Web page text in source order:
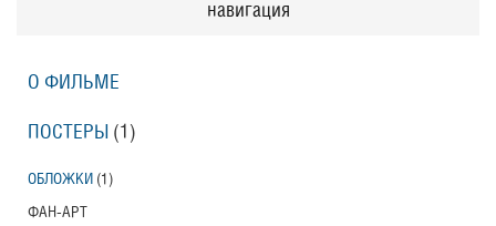
навигация
О ФИЛЬМЕ
ПОСТЕРЫ (1)
ОБЛОЖКИ (1)
ФАН-АРТ